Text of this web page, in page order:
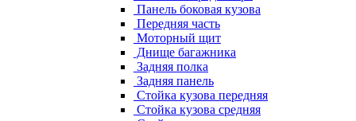
Панель боковая кузова
Передняя часть
Моторный щит
Днище багажника
Задняя полка
Задняя панель
Стойка кузова передняя
Стойка кузова средняя